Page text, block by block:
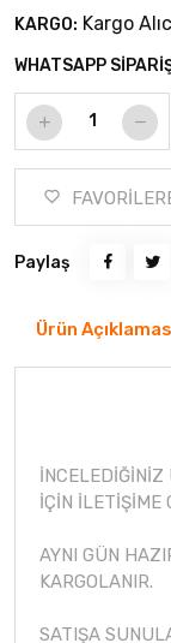
KARGO: Kargo
WHATSAPP
Paylaş
Ürün
İNCELEDİĞİNİZ
İÇİN İLETİŞİME
AYNI GÜN
KARGOLANIR.
SATIŞA